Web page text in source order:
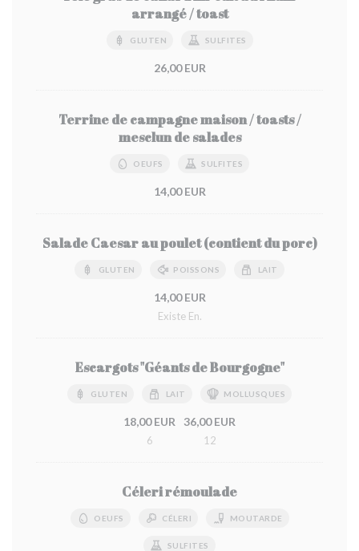
arrangé / toast
GLUTEN SULFITES
26,00 EUR
Terrine de campagne maison / toasts /
mesclun de salades
OEUFS SULFITES
14,00 EUR
Salade Caesar au poulet (contient du porc)
GLUTEN POISSONS LAIT
14,00 EUR
Existe En.
Escargots "Géants de Bourgogne"
GLUTEN LAIT MOLLUSQUES
18,00 EUR
6
36,00 EUR
12
Céleri rémoulade
OEUFS CÉLERI MOUTARDE
SULFITES